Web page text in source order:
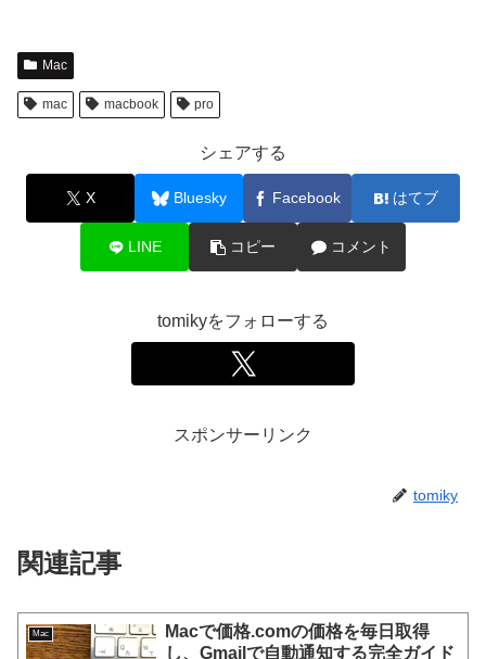
Mac
mac macbook pro
シェアする
X Bluesky Facebook はてブ
LINE コピー コメント
tomikyをフォローする
スポンサーリンク
tomiky
関連記事
Mac
Macで価格.comの価格を毎日取得
し、Gmailで自動通知する完全ガイド